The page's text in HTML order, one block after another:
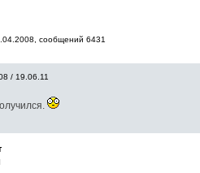
cообщений 6431
/ 19.06.11